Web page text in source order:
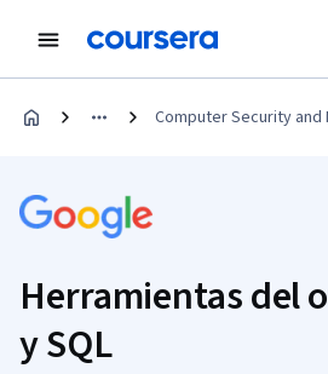
Computer Security and
Herramientas del
y SQL